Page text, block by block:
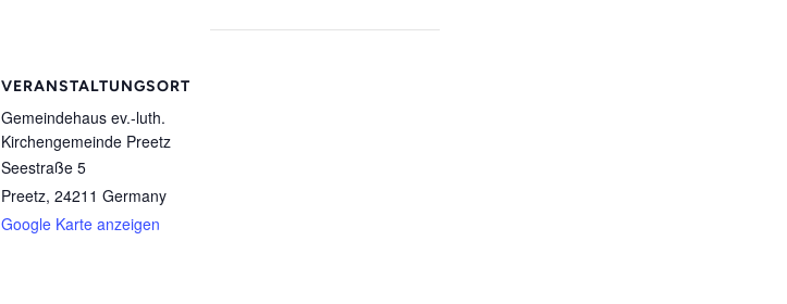
VERANSTALTUNGSORT
Gemeindehaus ev.-luth.
Kirchengemeinde Preetz
Seestraße 5
Preetz, 24211 Germany
Google Karte anzeigen